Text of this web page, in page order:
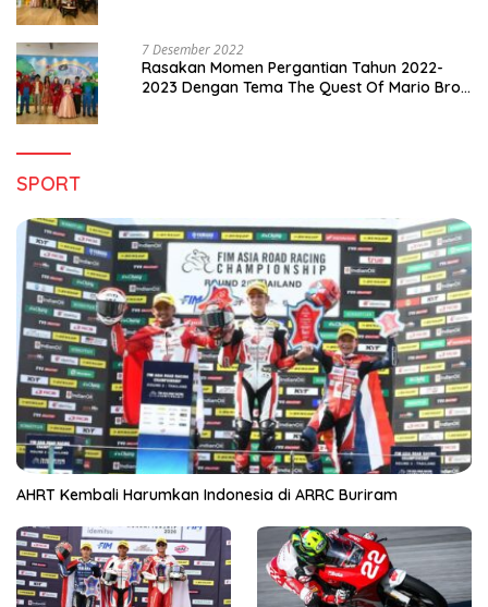
7 Desember 2022
Rasakan Momen Pergantian Tahun 2022-
2023 Dengan Tema The Quest Of Mario Bros
SPORT
AHRT Kembali Harumkan Indonesia di ARRC Buriram